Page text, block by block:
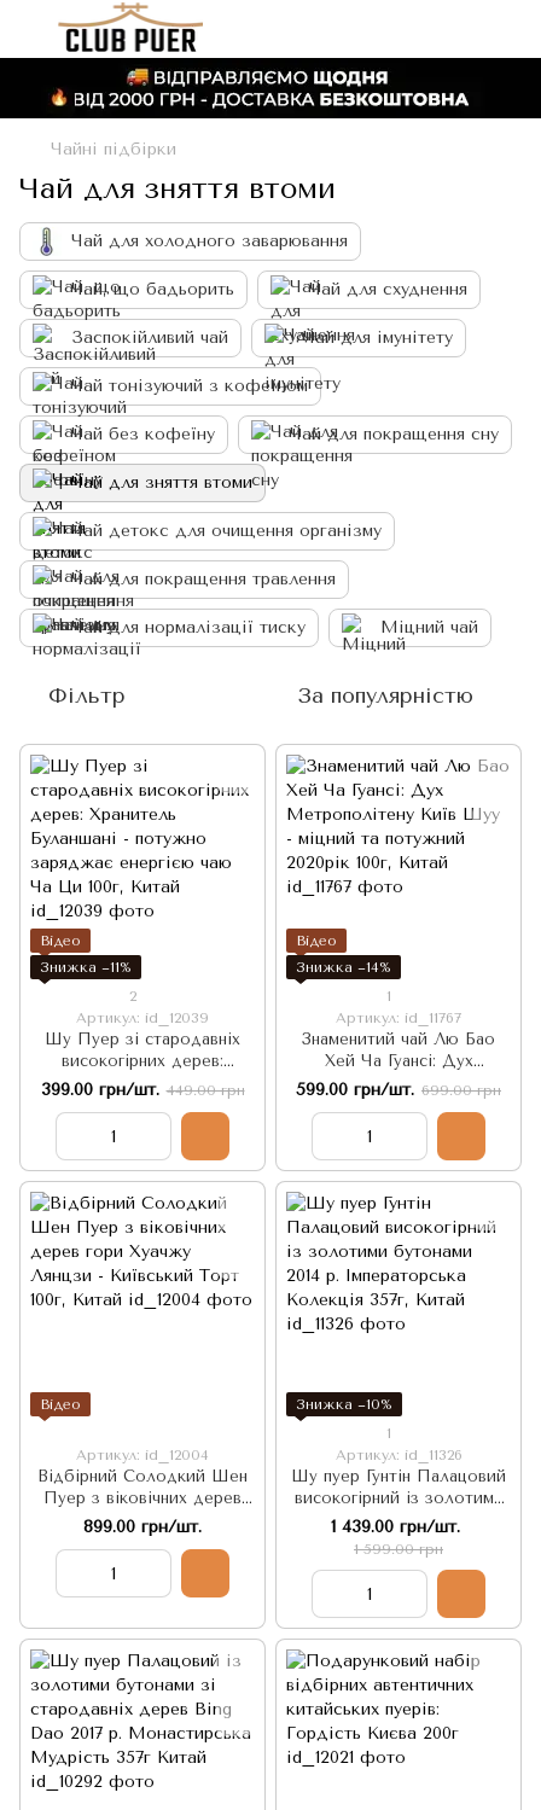
Чайні підбірки
Чай для зняття втоми
Чай для холодного заварювання
Чай, що бадьорить Чай для схуднення
Заспокійливий чай Чай для імунітету
Чай тонізуючий з кофеїном
Чай без кофеїну Чай для покращення сну
Чай для зняття втоми
Чай детокс для очищення організму
Чай для покращення травлення
Чай для нормалізації тиску Міцний чай
Фільтр За популярністю
Відео
Знижка −11%
2
Артикул: id_12039
Шу Пуер зі стародавніх
високогірних дерев:
Хранитель Буланшані -
потужно заряджає
енергією чаю Ча Ци 100г,
399.00 грн/шт. 449.00 грн
Відео
Знижка −14%
1
Артикул: id_11767
Знаменитий чай Лю Бао
Хей Ча Гуансі: Дух
Метрополітену Київ Шуу -
міцний та потужний 2020рік
100г, Китай
599.00 грн/шт. 699.00 грн
Відео
Артикул: id_12004
Відбірний Солодкий Шен
Пуер з віковічних дерев
гори Хуачжу Лянцзи -
Київський Торт 100г, Китай
899.00 грн/шт.
Знижка −10%
1
Артикул: id_11326
Шу пуер Гунтін Палацовий
високогірний із золотими
бутонами 2014 р.
Імператорська Колекція
357г, Китай
1 439.00 грн/шт.
1 599.00 грн